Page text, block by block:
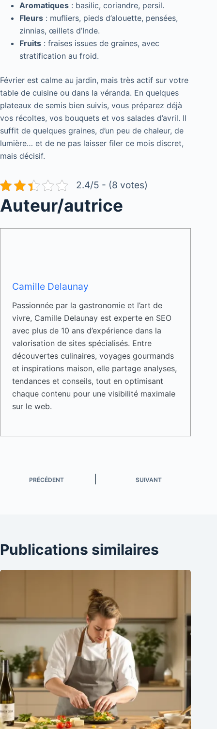
Aromatiques : basilic, coriandre, persil.
Fleurs : mufliers, pieds d’alouette, pensées,
zinnias, œillets d’Inde.
Fruits : fraises issues de graines, avec
stratification au froid.
Février est calme au jardin, mais très actif sur votre
table de cuisine ou dans la véranda. En quelques
plateaux de semis bien suivis, vous préparez déjà
vos récoltes, vos bouquets et vos salades d’avril. Il
suffit de quelques graines, d’un peu de chaleur, de
lumière… et de ne pas laisser filer ce mois discret,
mais décisif.
2.4/5 - (8 votes)
Auteur/autrice
Camille Delaunay
Passionnée par la gastronomie et l’art de
vivre, Camille Delaunay est experte en SEO
avec plus de 10 ans d’expérience dans la
valorisation de sites spécialisés. Entre
découvertes culinaires, voyages gourmands
et inspirations maison, elle partage analyses,
tendances et conseils, tout en optimisant
chaque contenu pour une visibilité maximale
sur le web.
PRÉCÉDENT SUIVANT
Publications similaires